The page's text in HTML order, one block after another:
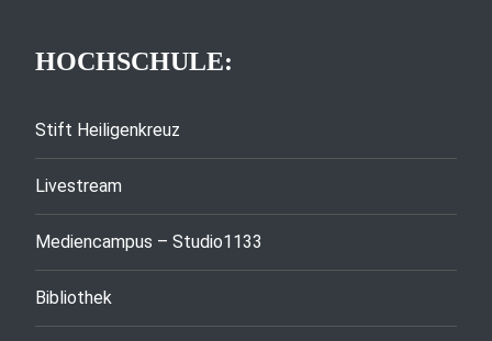
HOCHSCHULE:
Stift Heiligenkreuz
Livestream
Mediencampus – Studio1133
Bibliothek